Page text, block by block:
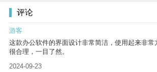
评论
游客
这款办公软件的界面设计非常简洁，使用起来非常
很合理，一目了然。
2024-09-23